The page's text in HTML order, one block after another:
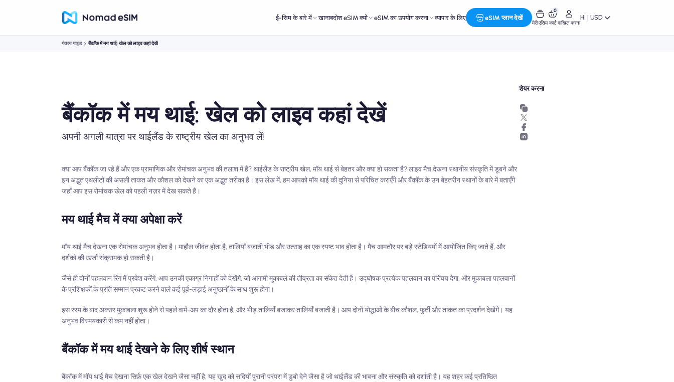
ई-सिम के बारे में खानाबदोश eSIM क्यों eSIM का उपयोग करना व्यापार के लिए eSIM प्लान देखें
मेरी एसिम
0
कार्ट दाखिल करना
HI | USD
गंतव्य गाइड बैंकॉक में मय थाई: खेल को लाइव कहां देखें
बैंकॉक में मय थाई: खेल को लाइव कहां देखें
अपनी अगली यात्रा पर थाईलैंड के राष्ट्रीय खेल का अनुभव लें!
क्या आप बैंकॉक जा रहे हैं और एक प्रामाणिक और रोमांचक अनुभव की तलाश में हैं? थाईलैंड के राष्ट्रीय खेल, मॉय थाई से बेहतर और क्या हो सकता है? लाइव मैच देखना स्थानीय संस्कृति में डूबने और
इन अद्भुत एथलीटों की असली ताकत और कौशल को देखने का एक अद्भुत तरीका है। इस लेख में, हम आपको मॉय थाई की दुनिया से परिचित कराएँगे और बैंकॉक के उन बेहतरीन स्थानों के बारे में बताएँगे
जहाँ आप इस रोमांचक खेल को पहली नज़र में देख सकते हैं।
मय थाई मैच में क्या अपेक्षा करें
मॉय थाई मैच देखना एक रोमांचक अनुभव होता है। माहौल जीवंत होता है, तालियाँ बजाती भीड़ और उत्साह का एक स्पष्ट भाव होता है। मैच आमतौर पर बड़े स्टेडियमों में आयोजित किए जाते हैं, और
दर्शकों की ऊर्जा संक्रामक हो सकती है।
जैसे ही दोनों पहलवान रिंग में प्रवेश करेंगे, आप उनकी एकाग्र निगाहों को देखेंगे, जो आगामी मुकाबले की तीव्रता का संकेत देती है। उद्घोषक प्रत्येक पहलवान का परिचय देगा, और मुकाबला पहलवानों
के प्रशिक्षकों के प्रति सम्मान प्रकट करने वाले कई पूर्व-लड़ाई अनुष्ठानों के साथ शुरू होगा।
इस रस्म के बाद अक्सर मुकाबला शुरू होने से पहले वार्म-अप का दौर होता है, और भीड़ तालियाँ बजाकर तालियाँ बजाती है। आप दोनों योद्धाओं के बीच कौशल, फुर्ती और ताकत का प्रदर्शन देखेंगे। यह
अनुभव विस्मयकारी से कम नहीं होता।
बैंकॉक में मय थाई देखने के लिए शीर्ष स्थान
बैंकॉक में मॉय थाई मैच देखना सिर्फ़ एक खेल देखने जैसा नहीं है; यह खुद को सदियों पुरानी परंपरा में डुबो देने जैसा है जो थाईलैंड की भावना और संस्कृति को दर्शाती है। यह शहर कई प्रतिष्ठित
शेयर करना